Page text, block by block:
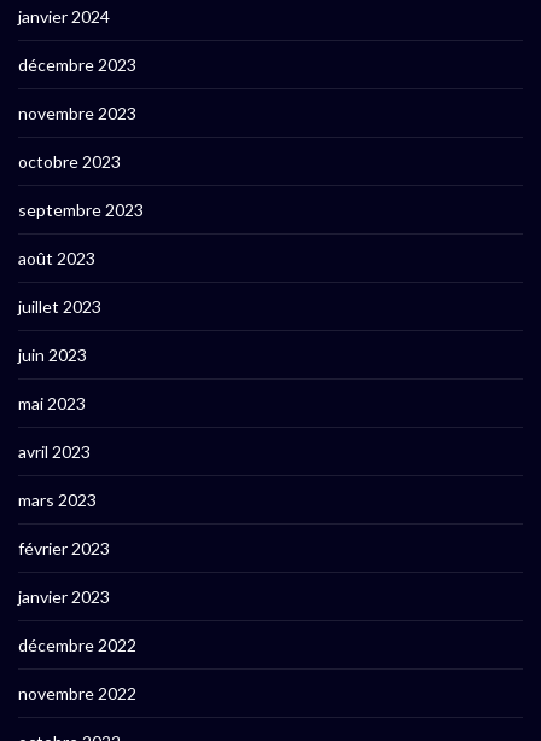
janvier 2024
décembre 2023
novembre 2023
octobre 2023
septembre 2023
août 2023
juillet 2023
juin 2023
mai 2023
avril 2023
mars 2023
février 2023
janvier 2023
décembre 2022
novembre 2022